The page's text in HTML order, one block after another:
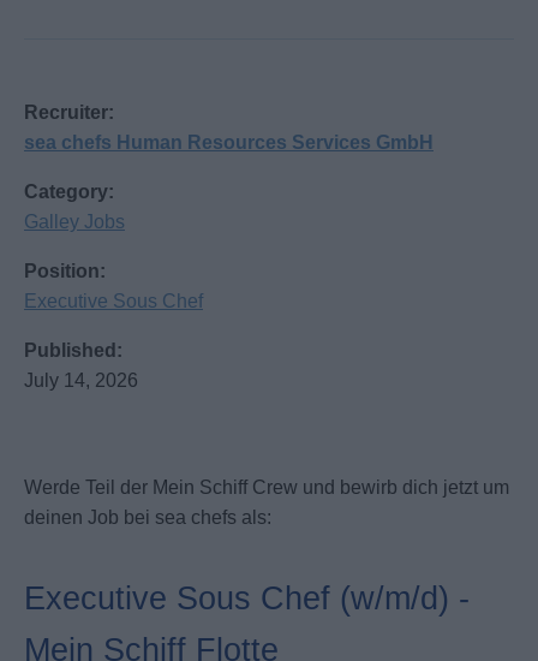
Recruiter:
sea chefs Human Resources Services GmbH
Category:
Galley Jobs
Position:
Executive Sous Chef
Published:
July 14, 2026
Werde Teil der Mein Schiff Crew und bewirb dich jetzt um
deinen Job bei sea chefs als:
Executive Sous Chef (w/m/d) -
Mein Schiff Flotte